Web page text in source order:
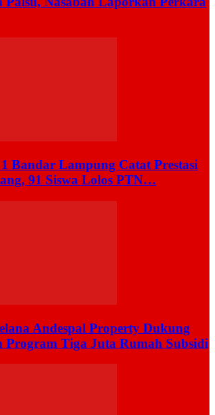
Bandar Lampung Catat Prestasi
91 Siswa Lolos PTN…
Andespal Property Dukung
Program Tiga Juta Rumah Subsidi